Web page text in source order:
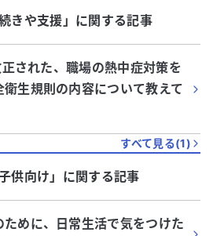
きや支援 」に関する記事
された、職場の熱中症対策を
生規則の内容について教えて
すべて見る(1)
供向け」に関する記事
めに、日常生活で気をつけた